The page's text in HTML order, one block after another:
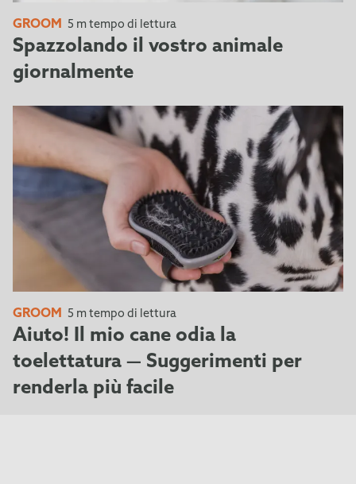
GROOM 5 m tempo di lettura
Spazzolando il vostro animale
giornalmente
GROOM 5 m tempo di lettura
Aiuto! Il mio cane odia la
toelettatura — Suggerimenti per
renderla più facile